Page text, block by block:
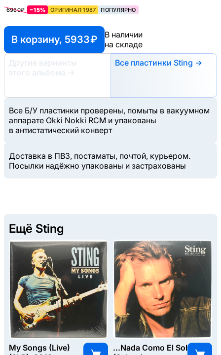
6980₽ −15% ОРИГИНАЛ 1987 ПОПУЛЯРНО
В корзину, 5933 ₽
В наличии
на складе
Другие варианты
этого альбома
→
Все пластинки Sting →
Все Б/У пластинки проверены, помыты в вакуумном
аппарате Okki Nokki RCM и упакованы
в антистатический конверт
Доставка в ПВЗ, постаматы, почтой, курьером.
Посылки надёжно упакованы и застрахованы
Ещё Sting
My Songs (Live)
...Nada Como El Sol